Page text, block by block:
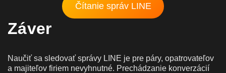
Čítanie správ LINE
Záver
Naučiť sa sledovať správy LINE je pre páry, opatrovateľov
a majiteľov firiem nevyhnutné. Prechádzanie konverzácií